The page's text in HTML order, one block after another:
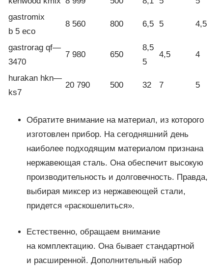
gastromix
b 5 eco
8 560 800 6,5 5 4,5
gastrorag qf—
3470
7 980 650
8,5
5
4,5 4
hurakan hkn—
ks7
20 790 500 32 7 5
Обратите внимание на материал, из которого
изготовлен прибор. На сегодняшний день
наиболее подходящим материалом признана
нержавеющая сталь. Она обеспечит высокую
производительность и долговечность. Правда,
выбирая миксер из нержавеющей стали,
придется «раскошелиться».
Естественно, обращаем внимание
на комплектацию. Она бывает стандартной
и расширенной. Дополнительный набор